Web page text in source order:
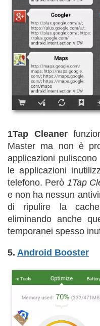
1Tap Cleaner
Master ma non è
applicazioni
le applicazioni
telefono. Però 1Tap
e non ha nessun
di ripulire la
eliminando anche
temporanei spesso
5. Android Booster